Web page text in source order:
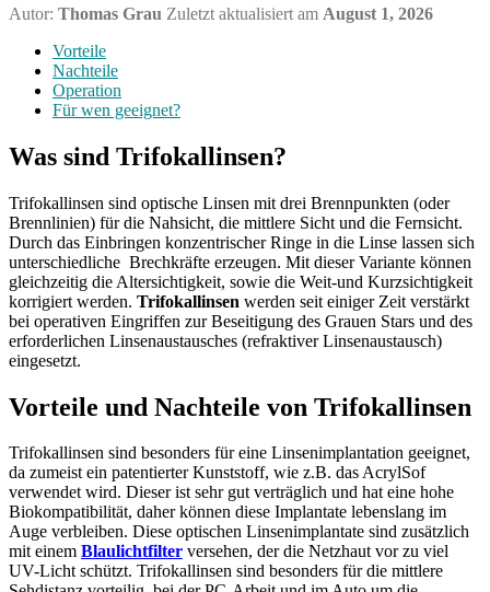
Autor: Thomas Grau Zuletzt aktualisiert am August 1, 2026
Vorteile
Nachteile
Operation
Für wen geeignet?
Was sind Trifokallinsen?
Trifokallinsen sind optische Linsen mit drei Brennpunkten (oder
Brennlinien) für die Nahsicht, die mittlere Sicht und die Fernsicht.
Durch das Einbringen konzentrischer Ringe in die Linse lassen sich
unterschiedliche Brechkräfte erzeugen. Mit dieser Variante können
gleichzeitig die Altersichtigkeit, sowie die Weit-und Kurzsichtigkeit
korrigiert werden. Trifokallinsen werden seit einiger Zeit verstärkt
bei operativen Eingriffen zur Beseitigung des Grauen Stars und des
erforderlichen Linsenaustausches (refraktiver Linsenaustausch)
eingesetzt.
Vorteile und Nachteile von Trifokallinsen
Trifokallinsen sind besonders für eine Linsenimplantation geeignet,
da zumeist ein patentierter Kunststoff, wie z.B. das AcrylSof
verwendet wird. Dieser ist sehr gut verträglich und hat eine hohe
Biokompatibilität, daher können diese Implantate lebenslang im
Auge verbleiben. Diese optischen Linsenimplantate sind zusätzlich
mit einem Blaulichtfilter versehen, der die Netzhaut vor zu viel
UV-Licht schützt. Trifokallinsen sind besonders für die mittlere